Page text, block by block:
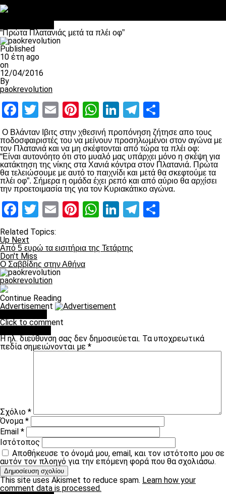
“Πρώτα Πλατανιάς μετά τα πλέι οφ”
Published
10 έτη ago
on
12/04/2016
By
paokrevolution
Facebook
Twitter
EmailPinterest
WhatsApp
LinkedIn
Telegram
Ο Βλάνταν Ιβιτς στην χθεσινή προπόνηση ζήτησε απο τους
ποδοσφαιριστές του να μείνουν προσηλωμένοι στον αγώνα με
τον Πλατανιά και να μη σκέφτονται από τώρα τα πλέι οφ:
“Είναι αυτονόητο ότι στο μυαλό μας υπάρχει μόνο η σκέψη για
κατάκτηση της νίκης στα Χανιά κόντρα στον Πλατανιά. Πρώτα
θα τελειώσουμε με αυτό το παιχνίδι και μετά θα σκεφτούμε τα
πλέι οφ”. Σήμερα η ομάδα έχει ρεπό και από αύριο θα αρχίσει
την προετοιμασία της για τον Κυριακάτικο αγώνα.
Facebook
Twitter
EmailPinterest
WhatsApp
LinkedIn
Telegram
Related Topics:
Up Next
Από 5 ευρώ τα εισιτήρια της Τετάρτης
Don't Miss
Ο Σαββίδης στην Αθήνα
paokrevolution
Continue Reading
Advertisement
Click to comment
Η ηλ. διεύθυνση σας δεν δημοσιεύεται. Τα υποχρεωτικά
πεδία σημειώνονται με *
Σχόλιο *
Όνομα*
Email *
Ιστότοπος
Αποθήκευσε το όνομά μου, email, και τον ιστότοπο μου σε
αυτόν τον πλοηγό για την επόμενη φορά που θα σχολιάσω.
This site uses Akismet to reduce spam. Learn how your
comment data is processed.